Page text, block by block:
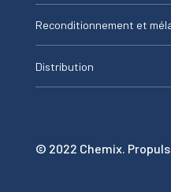
Reconditionnement et
Distribution
© 2022 Chemix.